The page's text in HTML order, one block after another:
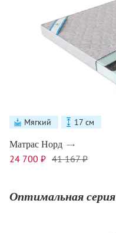
Мягкий 17 см
Матрас Норд
24 700 ₽ 41 167 ₽
Оптимальная серия